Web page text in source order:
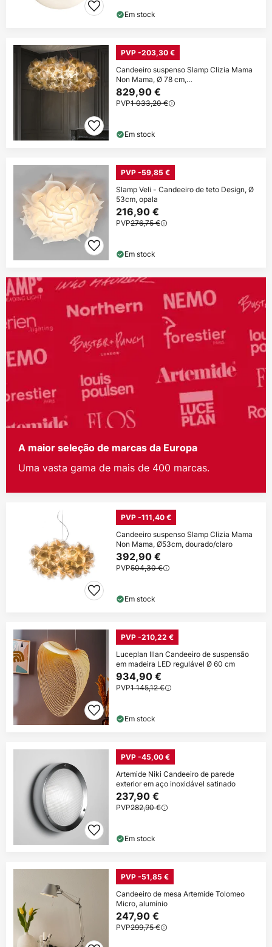
Em stock
PVP -203,30 €
Candeeiro suspenso Slamp Clizia Mama
Non Mama, Ø 78 cm,
dourado/transparente
829,90 €
PVP1 033,20 €
Em stock
PVP -59,85 €
Slamp Veli - Candeeiro de teto Design, Ø
53cm, opala
216,90 €
PVP276,75 €
Em stock
A maior seleção de marcas da Europa
Uma vasta gama de mais de 400 marcas.
PVP -111,40 €
Candeeiro suspenso Slamp Clizia Mama
Non Mama, Ø53cm, dourado/claro
392,90 €
PVP504,30 €
Em stock
PVP -210,22 €
Luceplan Illan Candeeiro de suspensão
em madeira LED regulável Ø 60 cm
934,90 €
PVP1 145,12 €
Em stock
PVP -45,00 €
Artemide Niki Candeeiro de parede
exterior em aço inoxidável satinado
237,90 €
PVP282,90 €
Em stock
PVP -51,85 €
Candeeiro de mesa Artemide Tolomeo
Micro, alumínio
247,90 €
PVP299,75 €